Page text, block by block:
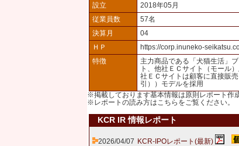
設立
2018年05月
従業員数
57名
決算月
04
ＨＰ
https://corp.inuneko-
特徴
主力商品である「犬猫生活」
ト、他社ＥＣサイト（モール
社ＥＣサイトは顧客に直接販
引））モデルを採用
※掲載しております基本情報は原則レポート作
※レポートの読み方はこちら をご覧ください。
KCR IR 情報レポート
2026/04/07 KCR-IPOレポート(最新)